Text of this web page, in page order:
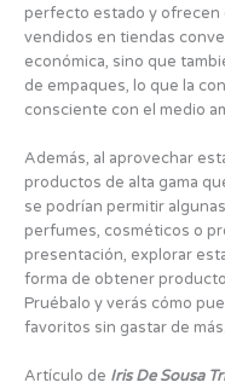
perfecto estado y ofrecen
vendidos en tiendas
económica, sino que
de empaques, lo que la
consciente con el medio
Además, al aprovechar
productos de alta gama
se podrían permitir
perfumes, cosméticos o
presentación, explorar
forma de obtener
Pruébalo y verás cómo
favoritos sin gastar de más.
Artículo de Iris De Sousa